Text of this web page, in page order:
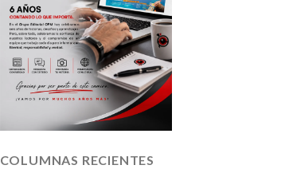
COLUMNAS RECIENTES